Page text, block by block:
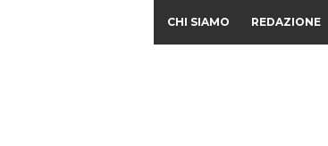
CHI SIAMO REDAZIONE